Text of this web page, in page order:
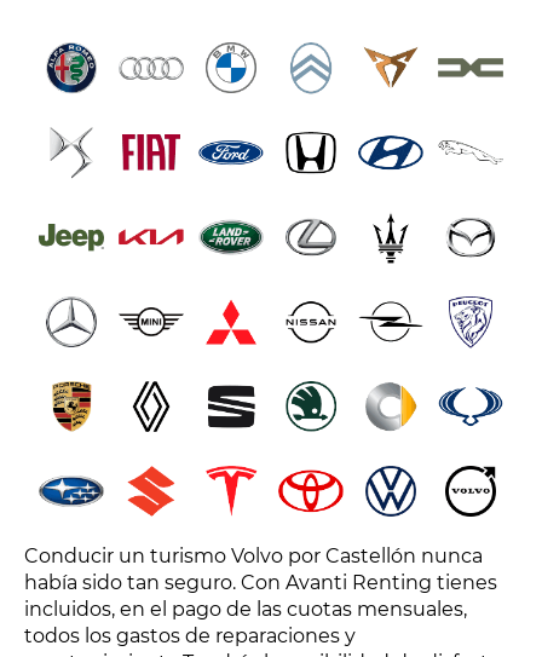
Conducir un turismo Volvo por Castellón nunca
había sido tan seguro. Con Avanti Renting tienes
incluidos, en el pago de las cuotas mensuales,
todos los gastos de reparaciones y